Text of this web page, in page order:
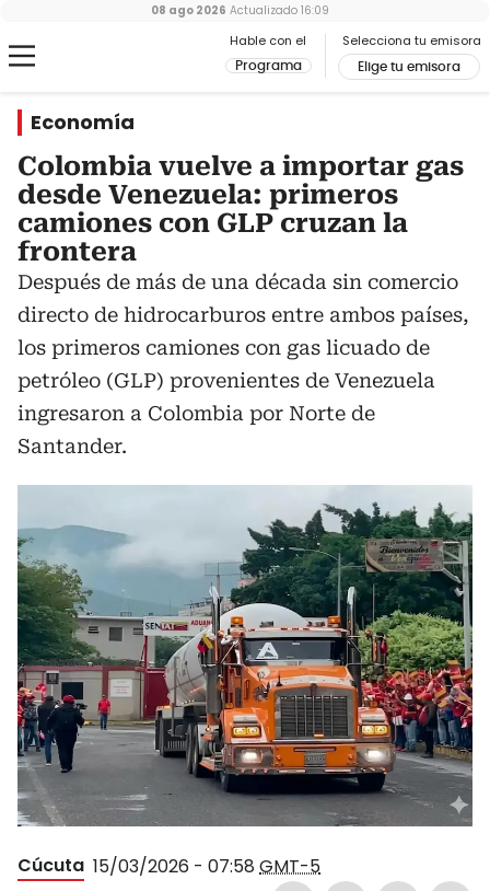
Hable con el
Programa
Selecciona tu emisora
Elige tu emisora
08 ago 2026 Actualizado 16:09
Economía
Colombia vuelve a importar gas
desde Venezuela: primeros
camiones con GLP cruzan la
frontera
Después de más de una década sin comercio
directo de hidrocarburos entre ambos países,
los primeros camiones con gas licuado de
petróleo (GLP) provenientes de Venezuela
ingresaron a Colombia por Norte de
Santander.
Cúcuta 15/03/2026 - 07:58 GMT-5